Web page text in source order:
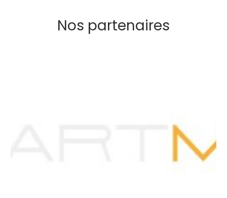
Nos partenaires